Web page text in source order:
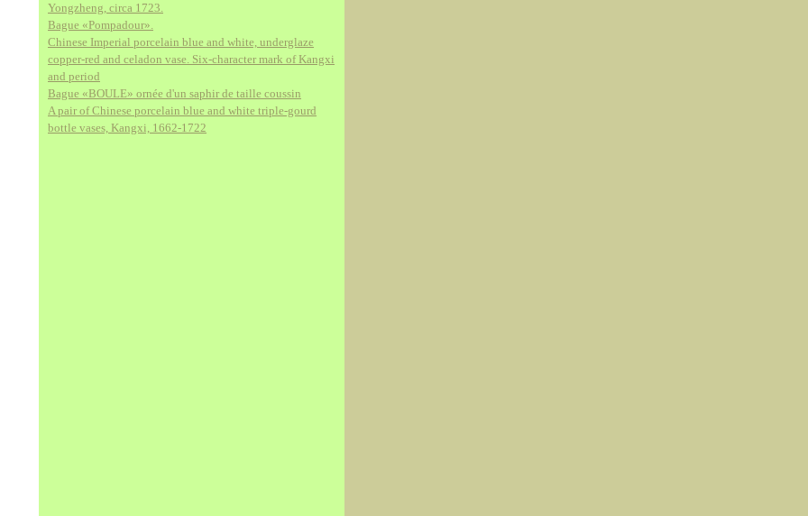
Yongzheng, circa 1723.
Bague «Pompadour».
Chinese Imperial porcelain blue and white, underglaze
copper-red and celadon vase. Six-character mark of Kangxi
and period
Bague «BOULE» ornée d'un saphir de taille coussin
A pair of Chinese porcelain blue and white triple-gourd
bottle vases, Kangxi, 1662-1722